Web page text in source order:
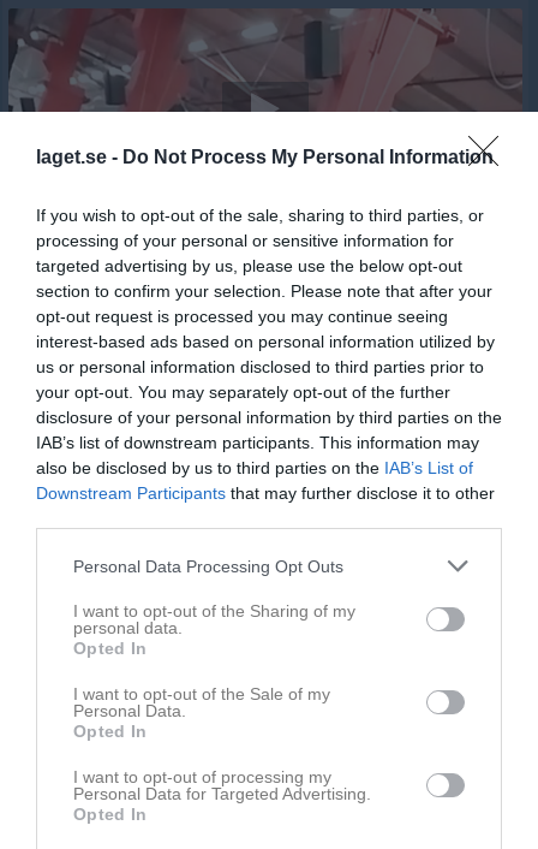
laget.se - Do Not Process My Personal Information
If you wish to opt-out of the sale, sharing to third parties, or
processing of your personal or sensitive information for
targeted advertising by us, please use the below opt-out
section to confirm your selection. Please note that after your
opt-out request is processed you may continue seeing
interest-based ads based on personal information utilized by
us or personal information disclosed to third parties prior to
your opt-out. You may separately opt-out of the further
disclosure of your personal information by third parties on the
IAB’s list of downstream participants. This information may
also be disclosed by us to third parties on the IAB’s List of
Downstream Participants that may further disclose it to other
Personal Data Processing Opt Outs
I want to opt-out of the Sharing of my
personal data.
Opted In
I want to opt-out of the Sale of my
Personal Data.
Opted In
I want to opt-out of processing my
Personal Data for Targeted Advertising.
Opted In
Jumpyard 2019 - 11
Senast uppdaterade album
Familjeträning 8/10-2022
6 bilder
Tidigare tävlingar Kommande tävlingar
Skåneserien 1 Knislinge
15 mar
Senior- och ungdom
Knislinge Judo Open
1 okt, 08:00
Startgruppen
Skåneserie 2